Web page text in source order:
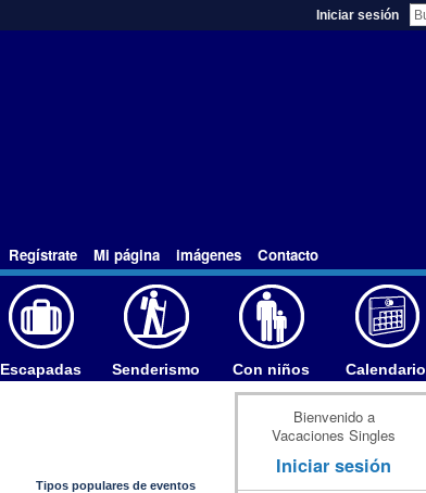
Iniciar sesión
Regístrate Mi página imágenes Contacto
Escapadas Senderismo Con niños Calendario
Tipos populares de eventos
Bienvenido a
Vacaciones Singles
Iniciar sesión